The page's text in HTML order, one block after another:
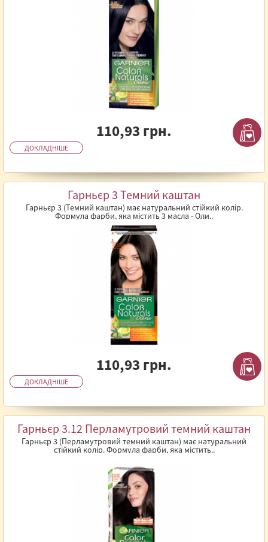
110,93 грн.
ДОКЛАДНІШЕ
Гарньєр 3 Темний каштан
Гарньєр 3 (Темний каштан) має натуральний стійкий колір.
Формула фарби, яка містить 3 масла - Оли..
110,93 грн.
ДОКЛАДНІШЕ
Гарньєр 3.12 Перламутровий темний каштан
Гарньєр 3 (Перламутровий темний каштан) має натуральний
стійкий колір. Формула фарби, яка містить..